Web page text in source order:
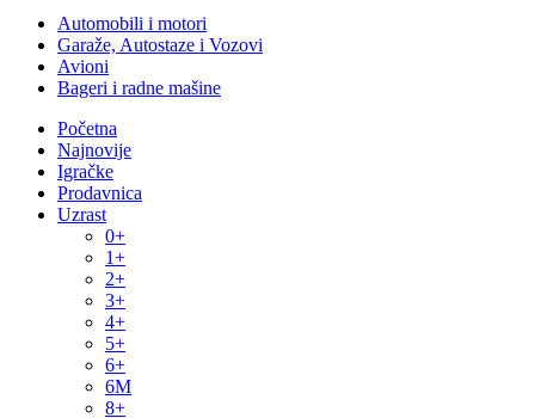
Automobili i motori
Garaže, Autostaze i Vozovi
Avioni
Bageri i radne mašine
Početna
Najnovije
Igračke
Prodavnica
Uzrast
0+
1+
2+
3+
4+
5+
6+
6M
8+